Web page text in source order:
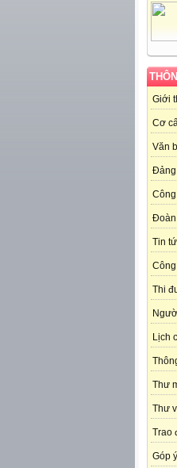
Giới
Cơ
Văn
Đảng
Đoàn
Tin
Thi
Lịch
Thư
Thư
Trao
Góp